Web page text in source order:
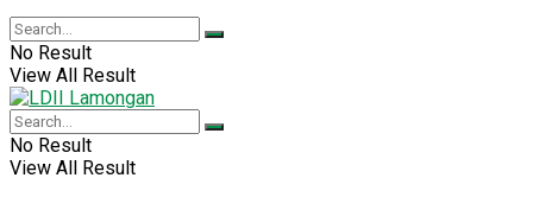
No Result
View All Result
No Result
View All Result